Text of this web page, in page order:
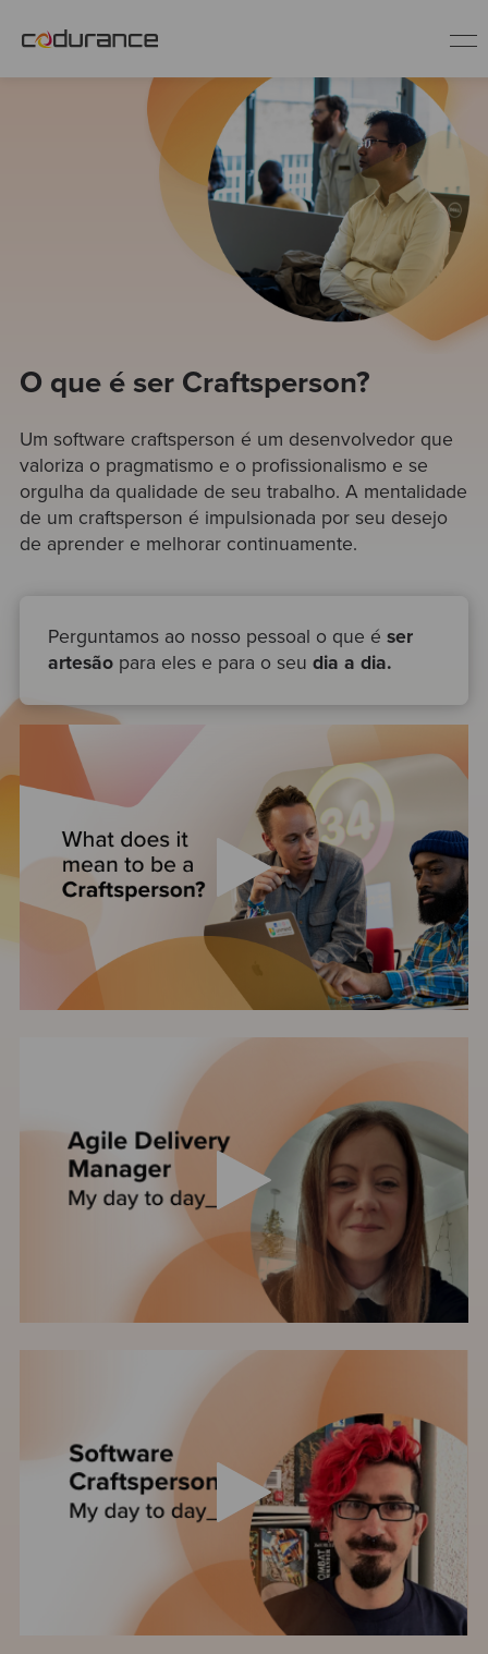
Quem somos
Fale conosco
O que é ser Craftsperson?
Um software craftsperson é um desenvolvedor que
valoriza o pragmatismo e o profissionalismo e se
orgulha da qualidade de seu trabalho. A mentalidade
de um craftsperson é impulsionada por seu desejo
de aprender e melhorar continuamente.
Perguntamos ao nosso pessoal o que é ser
artesão para eles e para o seu dia a dia.